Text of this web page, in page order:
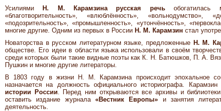
Усилиями
Н. М. Карамзина русская речьобогатилась
«благотворительность», «влюблённость», «вольнодумство»,
«подозрительность», «промышленность», «утончённость»,
многие другие. Одним из первых в России Н. М. Карамзин стал
Новаторства в русском литературном языке, предложенные Н. М.
обществе. Его идеи в области языка использовали в своём
среди которых были такие видные поэты как К. Н. Батюшков, П. А.
Пушкин и многие другие литераторы.
В 1803 году в жизни Н. М. Карамзина происходит эпохальное
назначается на должность официального историографа.
истории России. Перед ним открываются все архивы и
оставить издание журнала «Вестник Европы» и занятия
деятельность.